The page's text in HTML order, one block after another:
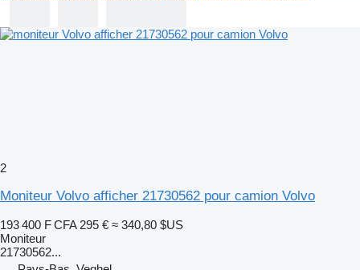
2
Moniteur Volvo afficher 21730562 pour camion Volvo
193 400 F CFA 295 € ≈ 340,80 $US
Moniteur
21730562...